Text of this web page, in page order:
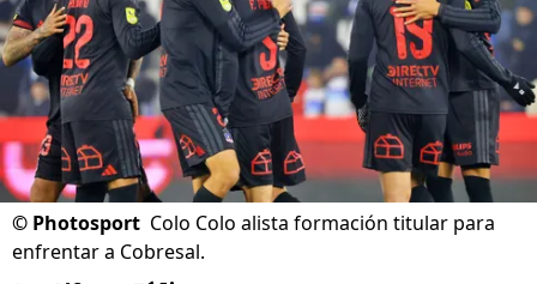
© Photosport Colo Colo alista formación titular para
enfrentar a Cobresal.